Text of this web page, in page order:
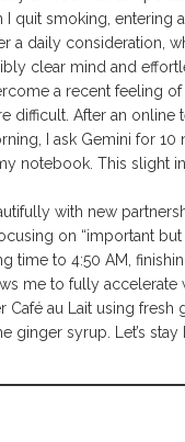
quit smoking, entering
daily consideration,
clear mind and
a recent feeling
difficult. After an
I ask Gemini for
notebook. This slight
with new
on “important
time to 4:50 AM,
me to fully accelerate
Café au Lait using
syrup. Let’s